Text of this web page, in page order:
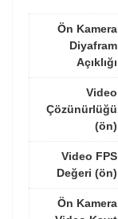
Ön Kamera
Diyafram
Açıklığı
Video
Çözünürlüğü
(ön)
Video FPS
Değeri (ön)
Ön Kamera